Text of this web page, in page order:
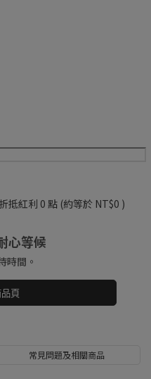
抵紅利 0 點 (約等於 NT$0 )
心等候
時間。
頁
常見問題及相關商品